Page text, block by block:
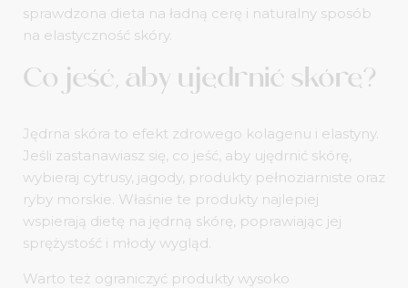
sprawdzona dieta na ładną cerę i naturalny sposób
na elastyczność skóry.
Co jeść, aby ujędrnić skórę?
Jędrna skóra to efekt zdrowego kolagenu i elastyny.
Jeśli zastanawiasz się, co jeść, aby ujędrnić skórę,
wybieraj cytrusy, jagody, produkty pełnoziarniste oraz
ryby morskie. Właśnie te produkty najlepiej
wspierają dietę na jędrną skórę, poprawiając jej
sprężystość i młody wygląd.
Warto też ograniczyć produkty wysoko